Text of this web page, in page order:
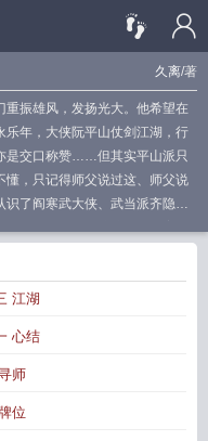
久离/著
重振雄风，发扬光大。他希望在
乐年，大侠阮平山仗剑江湖，行
是交口称赞……但其实平山派只
懂，只记得师父说过这、师父说
识了阎寒武大侠、武当派齐隐
件背后似乎互有关联，神秘组
笑话调侃江湖
江湖戏梗
剧
演唱
江湖
心结
师
位